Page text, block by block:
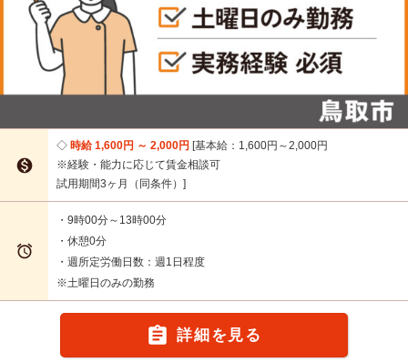

時給 1,600円 ～ 2,000円 基本給：1,600円～2,000円
※経験・能力に応じて賃金相談可
試用期間3ヶ月（同条件）

・9時00分～13時00分
・休憩0分
・週所定労働日数：週1日程度
※土曜日のみの勤務
 詳細を見る